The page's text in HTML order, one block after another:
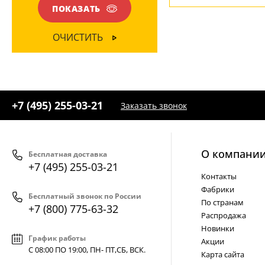
ПОКАЗАТЬ
ОЧИСТИТЬ
+7 (495) 255-03-21 Заказать звонок
Бесплатная доставка
+7 (495) 255-03-21
Бесплатный звонок по России
+7 (800) 775-63-32
График работы
С 08:00 ПО 19:00, ПН- ПТ,СБ, ВСК.
О
Контакты
Фабрики
По странам
Распродажа
Новинки
Акции
Карта сайта